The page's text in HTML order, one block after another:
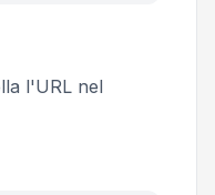
l'URL nel